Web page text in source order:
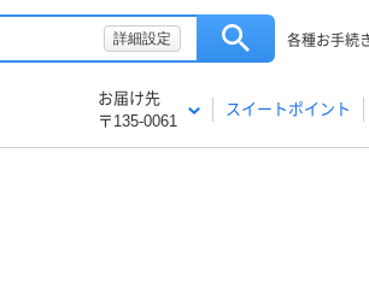
詳細設定 各種お手続
お届け先
〒135-0061
スイートポイント